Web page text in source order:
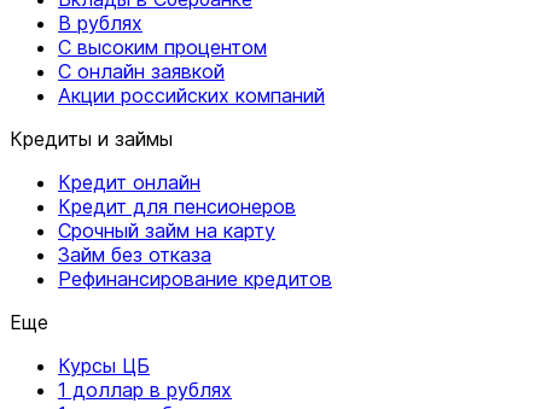
В рублях
С высоким процентом
С онлайн заявкой
Акции российских компаний
Кредиты и займы
Кредит онлайн
Кредит для пенсионеров
Срочный займ на карту
Займ без отказа
Рефинансирование кредитов
Еще
Курсы ЦБ
1 доллар в рублях